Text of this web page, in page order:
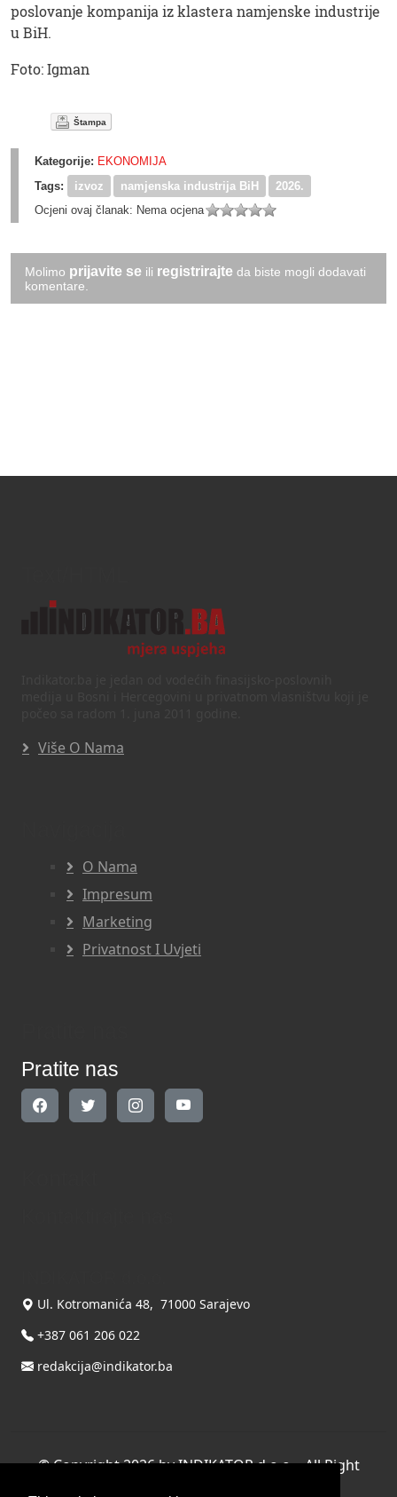
poslovanje kompanija iz klastera namjenske industrije
u BiH.
Foto: Igman
Štampa
Kategorije: EKONOMIJA
Tags:
izvoz namjenska industrija BiH
2026.
Ocjeni ovaj članak: Nema ocjena
Molimo prijavite se ili registrirajte da biste mogli dodavati
komentare.
Više O Nama
O Nama
Impresum
Marketing
Privatnost I Uvjeti
Pratite nas
Ul. Kotromanića 48, 71000 Sarajevo
+387 061 206 022
redakcija@indikator.ba
©Copyright 2026 by INDIKATOR d.o.o., All Right